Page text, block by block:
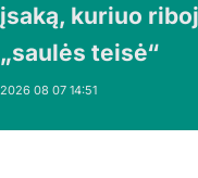
įsaką, kuriuo
„saulės teisė“
2026 08 07 14:51